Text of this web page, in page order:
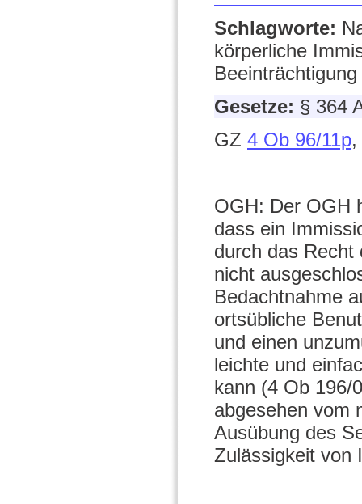
Schlagworte:
körperliche
Beeinträchtigung
Gesetze: § 364
GZ 4 Ob 96/11p,
OGH: Der OGH
dass ein
durch das Recht
nicht
Bedachtnahme
ortsübliche
und einen
leichte und
kann (4 Ob 196/
abgesehen vom
Ausübung des
Zulässigkeit von